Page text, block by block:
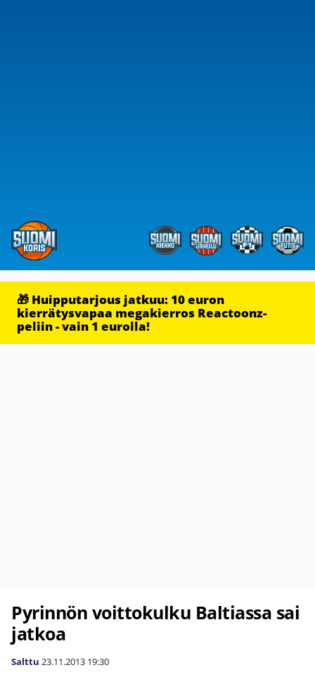
🎁 Huipputarjous jatkuu: 10 euron
kierrätysvapaa megakierros Reactoonz-
peliin - vain 1 eurolla!
Pyrinnön voittokulku Baltiassa sai
jatkoa
Salttu 23.11.2013 19:30